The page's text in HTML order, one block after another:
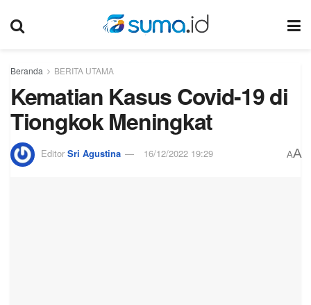
Beranda BERITA UTAMA
Kematian Kasus Covid-19 di
Tiongkok Meningkat
Editor Sri Agustina 16/12/2022 19:29 AA